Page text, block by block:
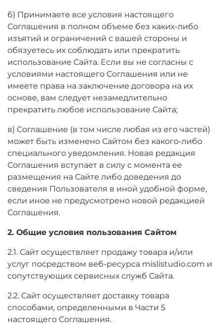
б) Принимаете все условия настоящего
Соглашения в полном объеме без каких-либо
изъятий и ограничений с вашей стороны и
обязуетесь их соблюдать или прекратить
использование Сайта. Если вы не согласны с
условиями настоящего Соглашения или не
имеете права на заключение договора на их
основе, вам следует незамедлительно
прекратить любое использование Сайта;
в) Соглашение (в том числе любая из его частей)
может быть изменено Сайтом без какого-либо
специального уведомления. Новая редакция
Соглашения вступает в силу с момента ее
размещения на Сайте либо доведения до
сведения Пользователя в иной удобной форме,
если иное не предусмотрено новой редакцией
Соглашения.
2. Общие условия пользования Сайтом
2.1. Сайт осуществляет продажу товара и/или
услуг посредством веб-ресурса mislistudio.com и
сопутствующих сервисных служб Сайта.
2.2. Сайт осуществляет доставку товара
способами, определенными в Части 5
настоящего Соглашения.